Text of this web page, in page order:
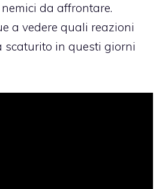
da affrontare.
a vedere quali reazioni
scaturito in questi giorni